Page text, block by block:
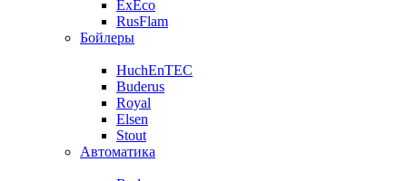
ExEco
RusFlam
Бойлеры
HuchEnTEC
Buderus
Royal
Elsen
Stout
Автоматика